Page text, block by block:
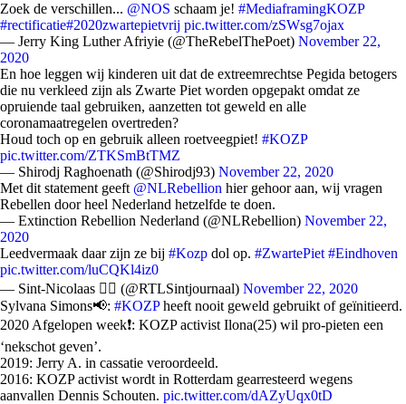
Zoek de verschillen... @NOS schaam je! #MediaframingKOZP
#rectificatie#2020zwartepietvrij pic.twitter.com/zSWsg7ojax
— Jerry King Luther Afriyie (@TheRebelThePoet) November 22,
2020
En hoe leggen wij kinderen uit dat de extreemrechtse Pegida betogers
die nu verkleed zijn als Zwarte Piet worden opgepakt omdat ze
opruiende taal gebruiken, aanzetten tot geweld en alle
coronamaatregelen overtreden?
Houd toch op en gebruik alleen roetveegpiet! #KOZP
pic.twitter.com/ZTKSmBtTMZ
— Shirodj Raghoenath (@Shirodj93) November 22, 2020
Met dit statement geeft @NLRebellion hier gehoor aan, wij vragen
Rebellen door heel Nederland hetzelfde te doen.
— Extinction Rebellion Nederland (@NLRebellion) November 22,
2020
Leedvermaak daar zijn ze bij #Kozp dol op. #ZwartePiet #Eindhoven
pic.twitter.com/luCQKl4iz0
— Sint-Nicolaas 🧙‍♂️ (@RTLSintjournaal) November 22, 2020
Sylvana Simons📢: #KOZPheeft nooit geweld gebruikt of geïnitieerd.
2020 Afgelopen week❗️: KOZP activist Ilona(25) wil pro-pieten een
‘nekschot geven’.
2019: Jerry A. in cassatie veroordeeld.
2016: KOZP activist wordt in Rotterdam gearresteerd wegens
aanvallen Dennis Schouten. pic.twitter.com/dAZyUqx0tD